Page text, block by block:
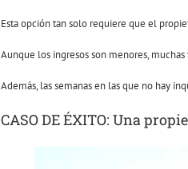
Esta opción tan solo requiere que el
Aunque los ingresos son menores,
Además, las semanas en las que no hay
CASO DE ÉXITO: Una